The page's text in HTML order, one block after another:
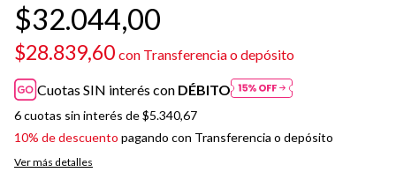
$32.044,00
$28.839,60 con Transferencia o depósito
Cuotas SIN interés con DÉBITO
6cuotas sin interés de$5.340,67
10% de descuento pagando con Transferencia o depósito
Ver más detalles